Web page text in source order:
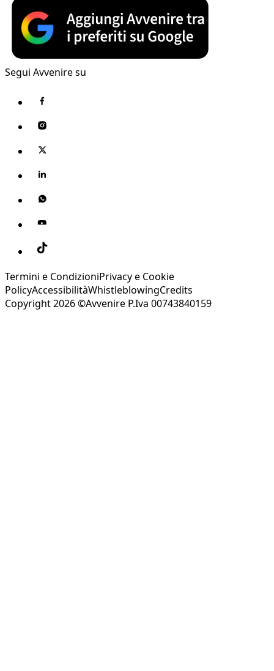
Segui Avvenire su
Termini e CondizioniPrivacy e Cookie
PolicyAccessibilitàWhistleblowingCredits
Copyright 2026 ©Avvenire P.Iva 00743840159